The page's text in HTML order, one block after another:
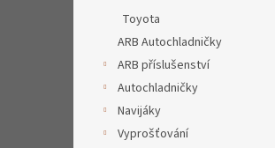
Toyota
ARB Autochladničky
ARB příslušenství
Autochladničky
Navijáky
Vyprošťování